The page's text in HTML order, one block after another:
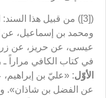
([3]) من قبيل هذا
ومحمد بن إسماعيل، عن
عيسى، عن حريز، عن
في كتاب الكافي
الأوّل: «عليّ بن إبراهيم،
عن الفضل بن شاذان».